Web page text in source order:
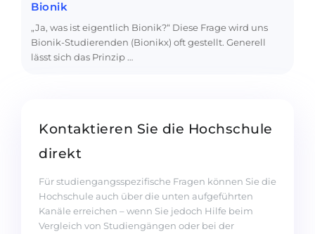
Bionik
„Ja, was ist eigentlich Bionik?“ Diese Frage wird uns
Bionik-Studierenden (Bionikx) oft gestellt. Generell
lässt sich das Prinzip …
Kontaktieren Sie die Hochschule
direkt
Für studiengangsspezifische Fragen können Sie die
Hochschule auch über die unten aufgeführten
Kanäle erreichen – wenn Sie jedoch Hilfe beim
Vergleich von Studiengängen oder bei der